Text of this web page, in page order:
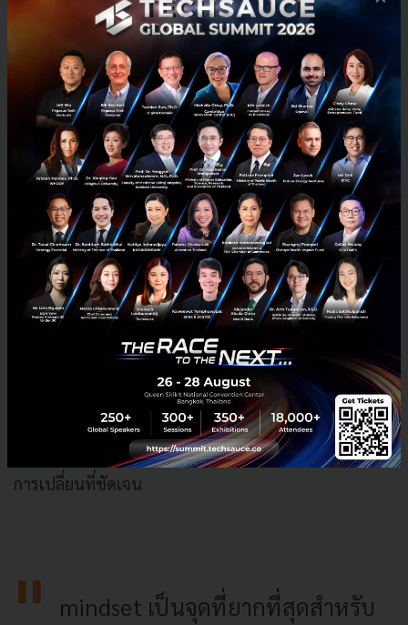
ความน่าเชื่อถือ เช่นเดียวกับที่การนำเทคโนโลยีมาใช้
ภายในนิคมอุตสาหกรรมก็ยิ่งมีความต้องการใช้พื้นที่และ
โครงสร้างพื้นฐานต่าง ๆ มากขึ้นตามไปด้วย
“ไม่ได้มองว่า Digital จะมา disrupt แต่มองว่ามาส่งเสริม
ให้ธุรกิจของเราโตเร็วกว่าเดิม”
สำหรับแนวทาง Digital Transformation ของ WHA คือ
การปรับเปลี่ยนคนให้สามารถรองรับกับแนวทางดำเนิน
ธุรกิจของบริษัทในอนาคต โดยต้องเริ่มจากกำหนดโจทย์ที่
ถูกต้องก่อนว่าต้องการทำอะไรบ้างกับองค์กร ซึ่งเป็นเรื่อง
สำคัญมาก เพราะแม้จะปรับเรื่องภายนอกให้รองรับดิจิทัล
เทคโนโลยีได้แต่ถ้าภายในปรับตัวไม่ได้ก็ถือว่าล้มเหลว จึง
ต้องปรับไปพร้อม ๆ กันเพียงแต่ต้องใช้เวลาเล็กน้อย
อย่างไรก็ตาม การปรับเปลี่ยนองค์กรจะเริ่มลงมือปฏิบัติ
จริงช่วงครึ่งหลังของปีนี้ ซึ่งคิดว่าคนของเราพร้อมในเรื่อง
พวกนี้แล้ว ซึ่งคาดว่าไม่เกิน 2 ปีนับจากนี้ก็จะเริ่มเห็นภาพ
การเปลี่ยนที่ชัดเจน
mindset เป็นจุดที่ยากที่สุดสำหรับ